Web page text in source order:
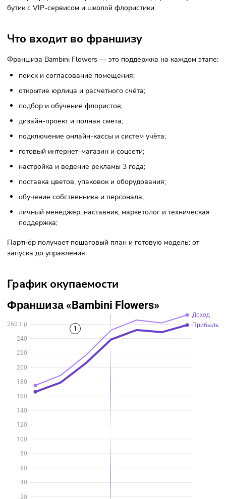
Франшиза Бамбини Фловерс подходит как для старта в
Стоимость франшизы
Паушальный взнос — 450 000 рублей.
Вложения в открытие — от 250 000 рублей.
Общие инвестиции — от 700 000 рублей.
Роялти — 5% от выручки (не менее 10 000 рублей).
Есть три формата: интернет-доставка, стандартный бутик
Что входит во франшизу
Франшиза Bambini Flowers — это поддержка на каждом
открытие юрлица и расчетного счёта;
дизайн-проект и полная смета;
подключение онлайн-кассы и систем учёта;
готовый интернет-магазин и соцсети;
настройка и ведение рекламы 3 года;
поставка цветов, упаковок и оборудования;
обучение собственника и персонала;
личный менеджер, наставник, маркетолог и
поддержка;
Партнёр получает пошаговый план и готовую модель: от
График окупаемости